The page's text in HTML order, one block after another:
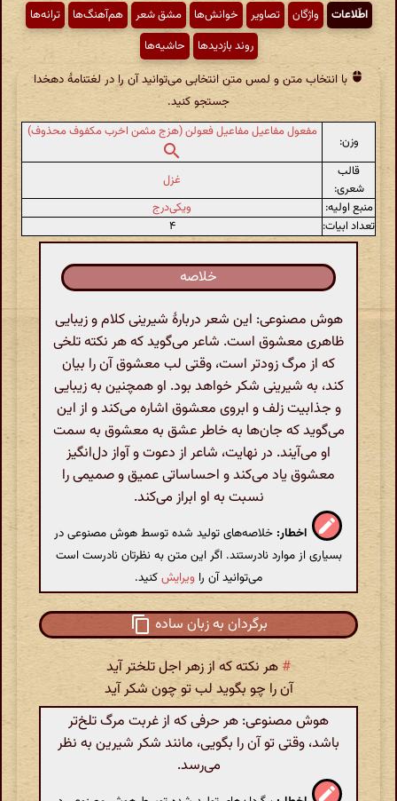
اطّلاعات واژگان تصاویر خوانش‌ها مشق شعر هم‌آهنگ‌ها
ترانه‌ها
روند بازدیدها
حاشیه‌ها
با انتخاب متن و لمس متن انتخابی می‌توانید آن را در لغتنامهٔ دهخدا
جستجو کنید.
وزن:
مفعول مفاعیل مفاعیل فعولن (هزج مثمن اخرب مکفوف محذوف)
قالب
شعری:
غزل
منبع اولیه:
ویکی‌درج
تعداد ابیات:
۴
خلاصه
هوش مصنوعی: این شعر دربارهٔ شیرینی کلام و زیبایی
ظاهری معشوق است. شاعر می‌گوید که هر نکته تلخی
که از مرگ زودتر است، وقتی لب معشوق آن را بیان
کند، به شیرینی شکر خواهد بود. او همچنین به زیبایی
و جذابیت زلف و ابروی معشوق اشاره می‌کند و از این
می‌گوید که جان‌ها به خاطر عشق به معشوق به سمت
او می‌آیند. در نهایت، شاعر از دعوت و آواز دل‌انگیز
معشوق یاد می‌کند و احساساتی عمیق و صمیمی را
نسبت به او ابراز می‌کند.
اخطار: خلاصه‌های تولید شده توسط هوش مصنوعی در
بسیاری از موارد نادرستند. اگر این متن به نظرتان نادرست است
می‌توانید آن را ویرایشکنید.
برگردان به زبان ساده
# هر نکته که از زهر اجل تلختر آید
آن را چو بگوید لب تو چون شکر آید
هوش مصنوعی: هر حرفی که از غربت مرگ تلخ‌تر
باشد، وقتی تو آن را بگویی، مانند شکر شیرین به نظر
می‌رسد.